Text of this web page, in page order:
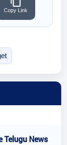
Copy Link
Telugu News